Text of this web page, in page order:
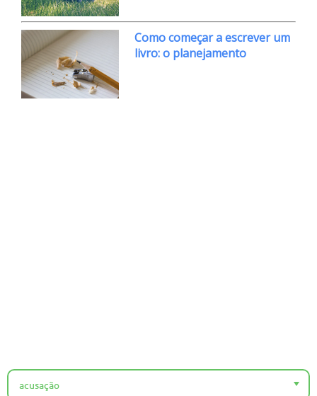
Como começar a escrever um
livro: o planejamento
acusação